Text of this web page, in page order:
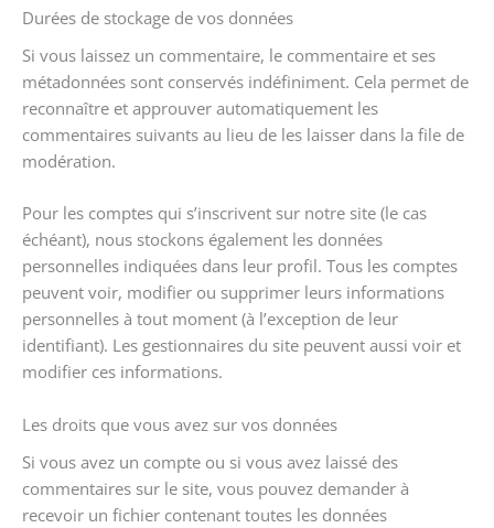
Durées de stockage de vos données
Si vous laissez un commentaire, le commentaire et ses
métadonnées sont conservés indéfiniment. Cela permet de
reconnaître et approuver automatiquement les
commentaires suivants au lieu de les laisser dans la file de
modération.
Pour les comptes qui s’inscrivent sur notre site (le cas
échéant), nous stockons également les données
personnelles indiquées dans leur profil. Tous les comptes
peuvent voir, modifier ou supprimer leurs informations
personnelles à tout moment (à l’exception de leur
identifiant). Les gestionnaires du site peuvent aussi voir et
modifier ces informations.
Les droits que vous avez sur vos données
Si vous avez un compte ou si vous avez laissé des
commentaires sur le site, vous pouvez demander à
recevoir un fichier contenant toutes les données